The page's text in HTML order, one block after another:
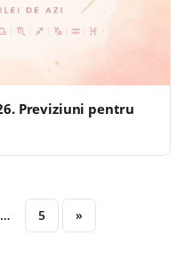
Previziuni pentru
… 5 »